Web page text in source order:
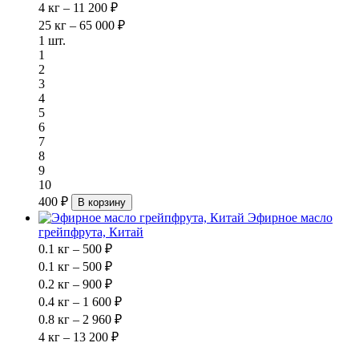
4 кг – 11 200 ₽
25 кг – 65 000 ₽
1 шт.
1
2
3
4
5
6
7
8
9
10
400 ₽
В корзину
Эфирное масло
грейпфрута, Китай
0.1 кг – 500 ₽
0.1 кг – 500 ₽
0.2 кг – 900 ₽
0.4 кг – 1 600 ₽
0.8 кг – 2 960 ₽
4 кг – 13 200 ₽